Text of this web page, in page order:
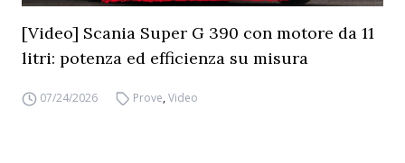
[Video] Scania Super G 390 con motore da 11
litri: potenza ed efficienza su misura
07/24/2026 Prove,Video